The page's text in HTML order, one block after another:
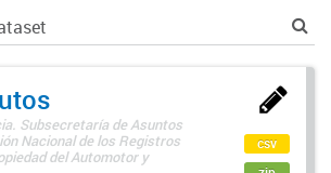
Subsecretaría de Asuntos
Nacional de los Registros
del Automotor y
csv